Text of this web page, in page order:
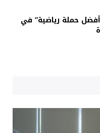
حملة رياضية” في